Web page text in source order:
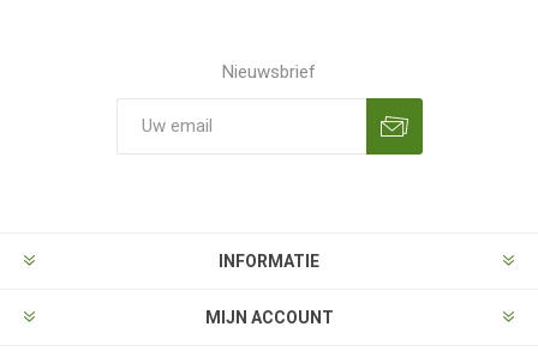
Nieuwsbrief
INFORMATIE
MIJN ACCOUNT